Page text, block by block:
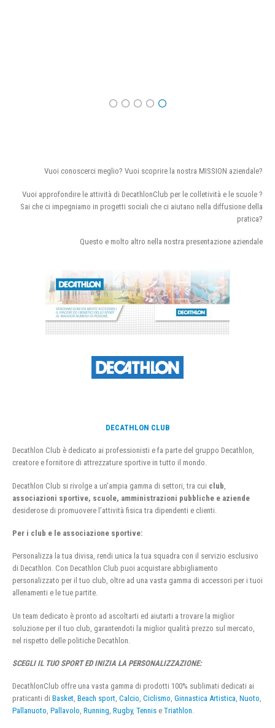
Vuoi conoscerci meglio? Vuoi scoprire la nostra MISSION aziendale?
Vuoi approfondire le attività di DecathlonClub per le colletività e le scuole ?
Sai che ci impegniamo in progetti sociali che ci aiutano nella diffusione della
pratica?
Questo e molto altro nella nostra presentazione aziendale
DECATHLON CLUB
Decathlon Club è dedicato ai professionisti e fa parte del gruppo Decathlon,
creatore e fornitore di attrezzature sportive in tutto il mondo.
Decathlon Club si rivolge a un’ampia gamma di settori, tra cui club
associazioni sportive, scuole, amministrazioni pubbliche e aziende
desiderose di promuovere l’attività fisica tra dipendenti e clienti.
Per i club e le associazione sportive:
Personalizza la tua divisa, rendi unica la tua squadra con il servizio esclusivo
di Decathlon. Con Decathlon Club puoi acquistare abbigliamento
personalizzato per il tuo club, oltre ad una vasta gamma di accessori per i tuoi
allenamenti e le tue partite.
Un team dedicato è pronto ad ascoltarti ed aiutarti a trovare la miglior
soluzione per il tuo club, garantendoti la miglior qualità prezzo sul mercato,
nel rispetto delle politiche Decathlon.
SCEGLI IL TUO SPORT ED INIZIA LA PERSONALIZZAZIONE:
DecathlonClub offre una vasta gamma di prodotti 100% sublimati dedicati ai
praticanti di Basket, Beach sport, Calcio, Ciclismo, Ginnastica Artistica, Nuoto,
Pallanuoto, Pallavolo, Running, Rugby, Tennis e Triathlon.